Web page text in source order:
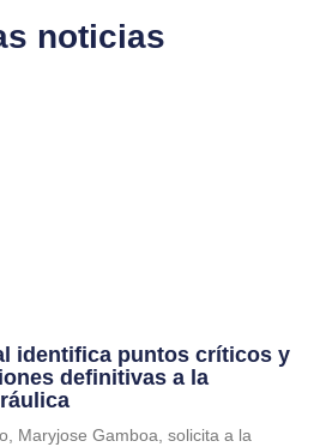
noticias
identifica puntos críticos y
definitivas a la
Maryjose Gamboa, solicita a la